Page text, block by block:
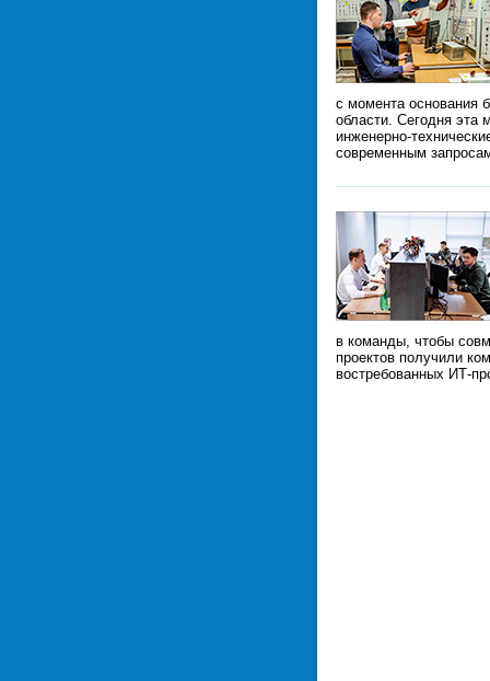
с момента основания
области. Сегодня эта
инженерно-
современным
в команды, чтобы
проектов получили
востребованных ИТ-